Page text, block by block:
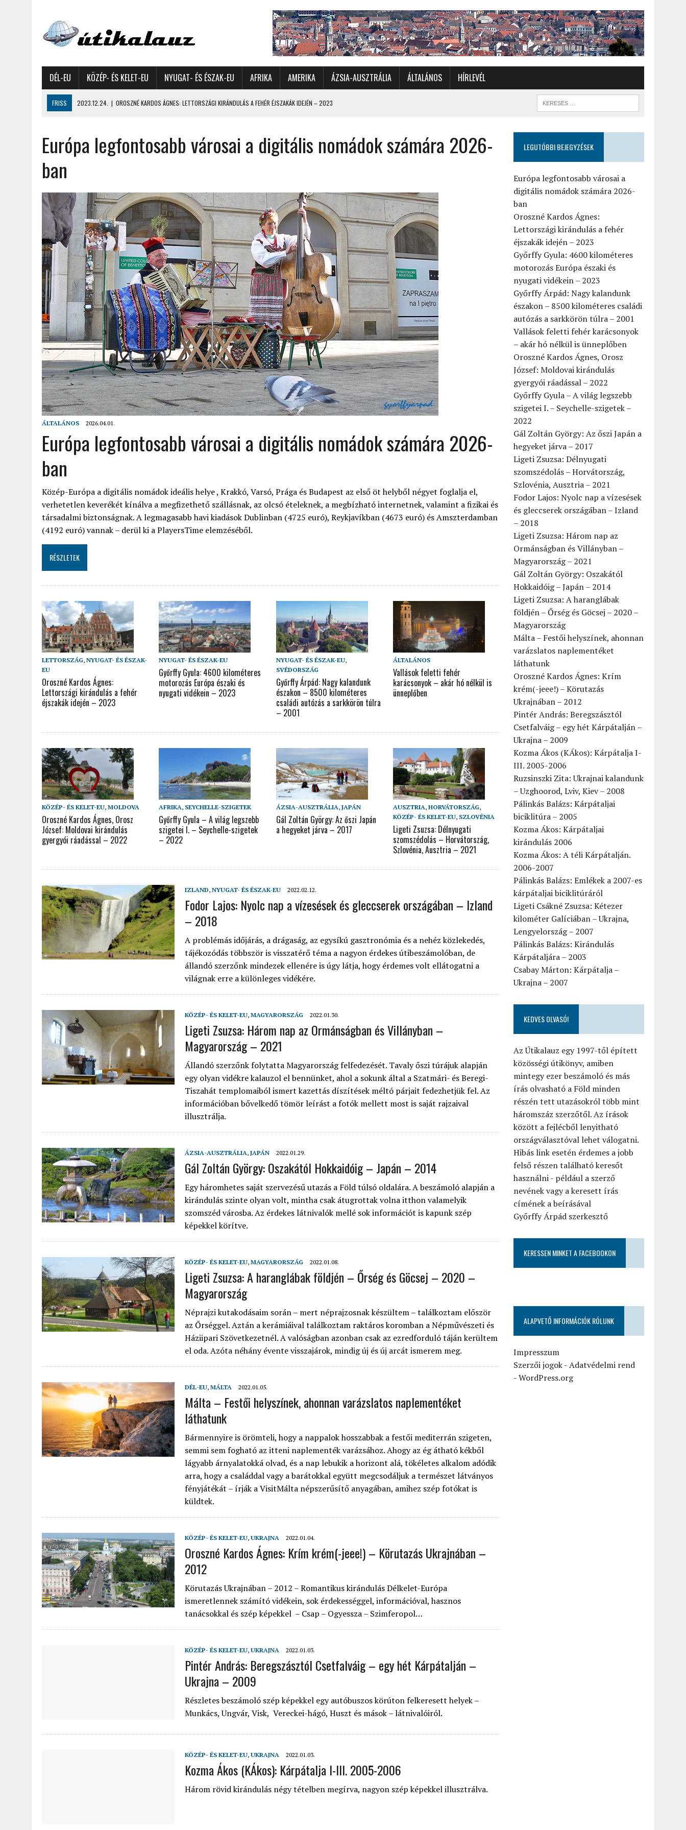
DÉL-EU KÖZÉP- ÉS KELET-EU NYUGAT- ÉS ÉSZAK-EU AFRIKA AMERIKA ÁZSIA-AUSZTRÁLIA ÁLTALÁNOS HÍRLEVÉL
FRISS 2023.12.24. | OROSZNÉ KARDOS ÁGNES: LETTORSZÁGI KIRÁNDULÁS A FEHÉR ÉJSZAKÁK IDEJÉN – 2023
2023.11.17.
GYŐRFFY ÁRPÁD: NAGY KALANDUNK ÉSZAKON – 8500 KILOMÉTERES CSALÁDI AUTÓZÁS A SARKKÖRÖN TÚLRA – 2001
2022.12.21. |
VALLÁSOK FELETTI FEHÉR KARÁCSONYOK – AKÁR HÓ NÉLKÜL IS ÜNNEPLŐBEN
2022.12.11.
2022.02.26. | GÁL ZOLTÁN GYÖRGY: AZ ŐSZI JAPÁN A HEGYEKET JÁRVA – 2017
2022.02.24. | LIGETI ZSUZSA: DÉLNYUGATI SZOMSZÉDOLÁS – HORVÁTORSZÁG, SZLOVÉNIA, AUSZTRIA – 2021
2022.02.12. | FODOR LAJOS: NYOLC NAP A VÍZESÉSEK ÉS GLECCSEREK ORSZÁGÁBAN – IZLAND – 2018
2026.04.01. | EURÓPA LEGFONTOSABB VÁROSAI A DIGITÁLIS NOMÁDOK SZÁMÁRA 2026-BAN
Európa legfontosabb városai a digitális nomádok számára 2026-
ban
ÁLTALÁNOS 2026.04.01.
Európa legfontosabb városai a digitális nomádok számára 2026-
ban
Közép-Európa a digitális nomádok ideális helye , Krakkó, Varsó, Prága és Budapest az első öt helyből négyet foglalja el,
verhetetlen keverékét kínálva a megfizethető szállásnak, az olcsó ételeknek, a megbízható internetnek, valamint a fizikai és
társadalmi biztonságnak. A legmagasabb havi kiadások Dublinban (4725 euró), Reykjavíkban (4673 euró) és Amszterdamban
(4192 euró) vannak – derül ki a PlayersTime elemzéséből.
RÉSZLETEK
LETTORSZÁG, NYUGAT- ÉS ÉSZAK-
EU
Oroszné Kardos Ágnes:
Lettországi kirándulás a fehér
éjszakák idején – 2023
NYUGAT- ÉS ÉSZAK-EU
Győrffy Gyula: 4600 kilométeres
motorozás Európa északi és
nyugati vidékein – 2023
NYUGAT- ÉS ÉSZAK-EU,
SVÉDORSZÁG
Győrffy Árpád: Nagy kalandunk
északon – 8500 kilométeres
családi autózás a sarkkörön túlra
– 2001
ÁLTALÁNOS
Vallások feletti fehér
karácsonyok – akár hó nélkül is
ünneplőben
KÖZÉP- ÉS KELET-EU, MOLDOVA
Oroszné Kardos Ágnes, Orosz
József: Moldovai kirándulás
gyergyói ráadással – 2022
AFRIKA, SEYCHELLE-SZIGETEK
Győrffy Gyula – A világ legszebb
szigetei I. – Seychelle-szigetek
– 2022
ÁZSIA-AUSZTRÁLIA, JAPÁN
Gál Zoltán György: Az őszi Japán
a hegyeket járva – 2017
AUSZTRIA, HORVÁTORSZÁG,
KÖZÉP- ÉS KELET-EU, SZLOVÉNIA
Ligeti Zsuzsa: Délnyugati
szomszédolás – Horvátország,
Szlovénia, Ausztria – 2021
IZLAND, NYUGAT- ÉS ÉSZAK-EU 2022.02.12.
Fodor Lajos: Nyolc nap a vízesések és gleccserek országában – Izland
– 2018
A problémás időjárás, a drágaság, az egysíkú gasztronómia és a nehéz közlekedés,
tájékozódás többször is visszatérő téma a nagyon érdekes útibeszámolóban, de
állandó szerzőnk mindezek ellenére is úgy látja, hogy érdemes volt ellátogatni a
világnak erre a különleges vidékére.
KÖZÉP- ÉS KELET-EU, MAGYARORSZÁG 2022.01.30.
Ligeti Zsuzsa: Három nap az Ormánságban és Villányban –
Magyarország – 2021
Állandó szerzőnk folytatta Magyarország felfedezését. Tavaly őszi túrájuk alapján
egy olyan vidékre kalauzol el bennünket, ahol a sokunk által a Szatmári- és Beregi-
Tiszahát templomaiból ismert kazettás díszítések méltó párjait fedezhetjük fel. Az
információban bővelkedő tömör leírást a fotók mellett most is saját rajzaival
illusztrálja.
ÁZSIA-AUSZTRÁLIA, JAPÁN 2022.01.29.
Gál Zoltán György: Oszakától Hokkaidóig – Japán – 2014
Egy háromhetes saját szervezésű utazás a Föld túlsó oldalára. A beszámoló alapján a
kirándulás szinte olyan volt, mintha csak átugrottak volna itthon valamelyik
szomszéd városba. Az érdekes látnivalók mellé sok információt is kapunk szép
képekkel körítve.
KÖZÉP- ÉS KELET-EU, MAGYARORSZÁG 2022.01.08.
Ligeti Zsuzsa: A haranglábak földjén – Őrség és Göcsej – 2020 –
Magyarország
Néprajzi kutakodásaim során – mert néprajzosnak készültem – találkoztam először
az Őrséggel. Aztán a kerámiáival találkoztam raktáros koromban a Népművészeti és
Háziipari Szövetkezetnél. A valóságban azonban csak az ezredforduló táján kerültem
el oda. Azóta néhány évente visszajárok, mindig új és új arcát ismerem meg.
DÉL-EU, MÁLTA 2022.01.05.
Málta – Festői helyszínek, ahonnan varázslatos naplementéket
láthatunk
Bármennyire is örömteli, hogy a nappalok hosszabbak a festői mediterrán szigeten,
semmi sem fogható az itteni naplementék varázsához. Ahogy az ég átható kékből
lágyabb árnyalatokká olvad, és a nap lebukik a horizont alá, tökéletes alkalom adódik
arra, hogy a családdal vagy a barátokkal együtt megcsodáljuk a természet látványos
fényjátékát – írják a VisitMálta népszerűsítő anyagában, amihez szép fotókat is
küldtek.
KÖZÉP- ÉS KELET-EU, UKRAJNA 2022.01.04.
Oroszné Kardos Ágnes: Krím krém(-jeee!) – Körutazás Ukrajnában –
2012
Körutazás Ukrajnában – 2012 – Romantikus kirándulás Délkelet-Európa
ismeretlennek számító vidékein, sok érdekességgel, információval, hasznos
tanácsokkal és szép képekkel – Csap – Ogyessza – Szimferopol…
KÖZÉP- ÉS KELET-EU, UKRAJNA 2022.01.03.
Pintér András: Beregszásztól Csetfalváig – egy hét Kárpátalján –
Ukrajna – 2009
Részletes beszámoló szép képekkel egy autóbuszos körúton felkeresett helyek –
Munkács, Ungvár, Visk, Vereckei-hágó, Huszt és mások – látnivalóiról.
KÖZÉP- ÉS KELET-EU, UKRAJNA 2022.01.03.
Kozma Ákos (KÁkos): Kárpátalja I-III. 2005-2006
Három rövid kirándulás négy tételben megírva, nagyon szép képekkel illusztrálva.
LEGUTÓBBI BEJEGYZÉSEK
Európa legfontosabb városai a
digitális nomádok számára 2026-
ban
Oroszné Kardos Ágnes:
Lettországi kirándulás a fehér
éjszakák idején – 2023
Győrffy Gyula: 4600 kilométeres
motorozás Európa északi és
nyugati vidékein – 2023
Győrffy Árpád: Nagy kalandunk
északon – 8500 kilométeres családi
autózás a sarkkörön túlra – 2001
Vallások feletti fehér karácsonyok
– akár hó nélkül is ünneplőben
Oroszné Kardos Ágnes, Orosz
József: Moldovai kirándulás
gyergyói ráadással – 2022
Győrffy Gyula – A világ legszebb
szigetei I. – Seychelle-szigetek –
2022
Gál Zoltán György: Az őszi Japán a
hegyeket járva – 2017
Ligeti Zsuzsa: Délnyugati
szomszédolás – Horvátország,
Szlovénia, Ausztria – 2021
Fodor Lajos: Nyolc nap a vízesések
és gleccserek országában – Izland
– 2018
Ligeti Zsuzsa: Három nap az
Ormánságban és Villányban –
Magyarország – 2021
Gál Zoltán György: Oszakától
Hokkaidóig – Japán – 2014
Ligeti Zsuzsa: A haranglábak
földjén – Őrség és Göcsej – 2020 –
Magyarország
Málta – Festői helyszínek, ahonnan
varázslatos naplementéket
láthatunk
Oroszné Kardos Ágnes: Krím
krém(-jeee!) – Körutazás
Ukrajnában – 2012
Pintér András: Beregszásztól
Csetfalváig – egy hét Kárpátalján –
Ukrajna – 2009
Kozma Ákos (KÁkos): Kárpátalja I-
III. 2005-2006
Ruzsinszki Zita: Ukrajnai kalandunk
– Uzghoorod, Lviv, Kiev – 2008
Pálinkás Balázs: Kárpátaljai
biciklitúra – 2005
Kozma Ákos: Kárpátaljai
kirándulás 2006
Kozma Ákos: A téli Kárpátalján.
2006-2007
Pálinkás Balázs: Emlékek a 2007-es
kárpátaljai biciklitúráról
Ligeti Csákné Zsuzsa: Kétezer
kilométer Galíciában – Ukrajna,
Lengyelország – 2007
Pálinkás Balázs: Kirándulás
Kárpátaljára – 2003
Csabay Márton: Kárpátalja –
Ukrajna – 2007
KEDVES OLVASÓ!
Az Útikalauz egy 1997-től épített
közösségi útikönyv, amiben
mintegy ezer beszámoló és más
írás olvasható a Föld minden
részén tett utazásokról több mint
háromszáz szerzőtől. Az írások
között a fejlécből lenyitható
országválasztóval lehet válogatni.
Hibás link esetén érdemes a jobb
felső részen található keresőt
használni - például a szerző
nevének vagy a keresett írás
címének a beírásával
Győrffy Árpád szerkesztő
KERESSEN MINKET A FACEBOOKON
ALAPVETŐ INFORMÁCIÓK RÓLUNK
Impresszum
Szerzői jogok-Adatvédelmi rend
-WordPress.org